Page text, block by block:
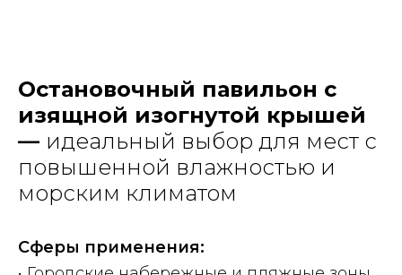
Остановочный павильон с
изящной изогнутой крышей
— идеальный выбор для мест с
повышенной влажностью и
морским климатом
Сферы применения: